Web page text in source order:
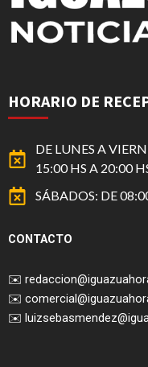
HORARIO DE
DE LUNES A
15:00 HS A 20:00
SÁBADOS: DE
CONTACTO
✉️
✉️
✉️